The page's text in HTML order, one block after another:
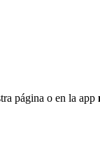
página o en la app